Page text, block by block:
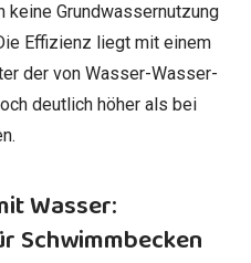
keine Grundwassernutzung
Effizienz liegt mit einem
der von Wasser-Wasser-
deutlich höher als bei
Wasser:
Schwimmbecken